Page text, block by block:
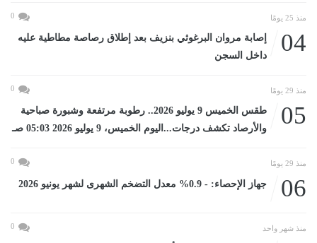
منذ 25 يومًا 0
04
إصابة مروان البرغوثي بنزيف بعد إطلاق رصاصة مطاطية عليه
داخل السجن
منذ 29 يومًا 0
05
طقس الخميس 9 يوليو 2026.. رطوبة مرتفعة وشبورة صباحية
والأرصاد تكشف درجات...اليوم الخميس، 9 يوليو 2026 05:03 صـ
منذ 29 يومًا 0
06 جهاز الإحصاء: - 0.9% معدل التضخم الشهرى لشهر يونيو 2026
منذ شهر واحد 0